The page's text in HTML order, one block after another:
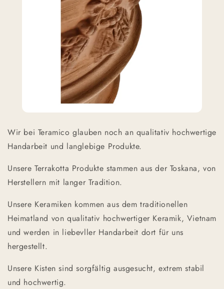
Wir bei Teramico glauben noch an qualitativ hochwertige
Handarbeit und langlebige Produkte.
Unsere Terrakotta Produkte stammen aus der Toskana, von
Herstellern mit langer Tradition.
Unsere Keramiken kommen aus dem traditionellen
Heimatland von qualitativ hochwertiger Keramik, Vietnam
und werden in liebevller Handarbeit dort für uns
hergestellt.
Unsere Kisten sind sorgfältig ausgesucht, extrem stabil
und hochwertig.